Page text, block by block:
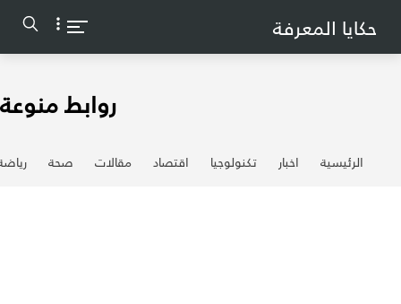
حكايا المعرفة
روابط منوعة
الرئيسية اخبار تكنولوجيا اقتصاد مقالات صحة